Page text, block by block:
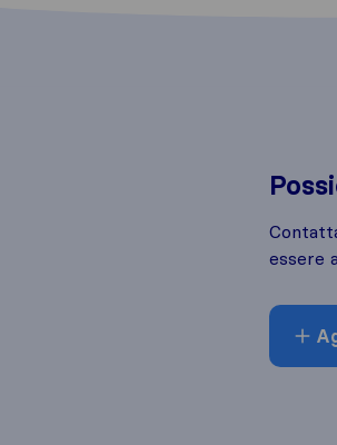
essere